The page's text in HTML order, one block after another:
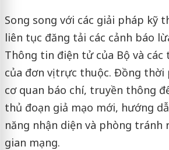
Song song với các giải pháp kỹ
liên tục đăng tải các cảnh báo
Thông tin điện tử của Bộ và
của đơn vị trực thuộc. Đồng thời
cơ quan báo chí, truyền thông
thủ đoạn giả mạo mới, hướng
năng nhận diện và phòng
gian mạng.